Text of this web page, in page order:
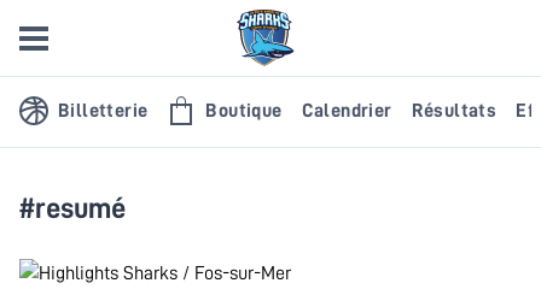
Billetterie Boutique Calendrier Résultats
#resumé